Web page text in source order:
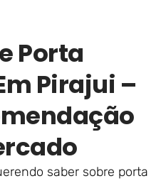
Porta
Pirajui –
saber sobre porta